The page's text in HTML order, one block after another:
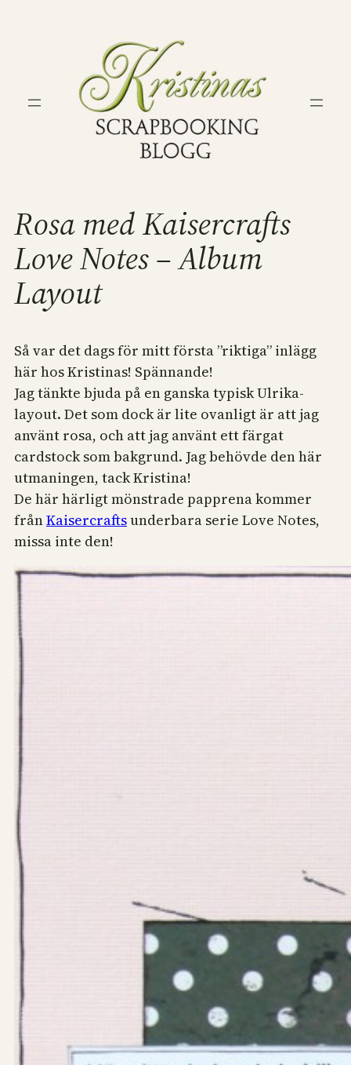
Rosa med Kaisercrafts
Love Notes – Album
Layout
Så var det dags för mitt första ”riktiga” inlägg
här hos Kristinas! Spännande!
Jag tänkte bjuda på en ganska typisk Ulrika-
layout. Det som dock är lite ovanligt är att jag
använt rosa, och att jag använt ett färgat
cardstock som bakgrund. Jag behövde den här
utmaningen, tack Kristina!
De här härligt mönstrade papprena kommer
frånKaisercraftsunderbara serie Love Notes,
missa inte den!